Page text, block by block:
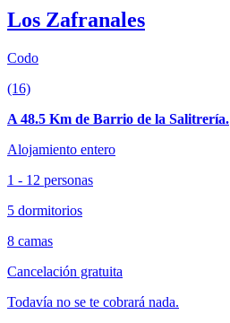
Los Zafranales
Codo
(16)
A 48.5 Km de Barrio de la Salitrería.
Alojamiento entero
1 - 12 personas
5 dormitorios
8 camas
Cancelación gratuita
Todavía no se te cobrará nada.